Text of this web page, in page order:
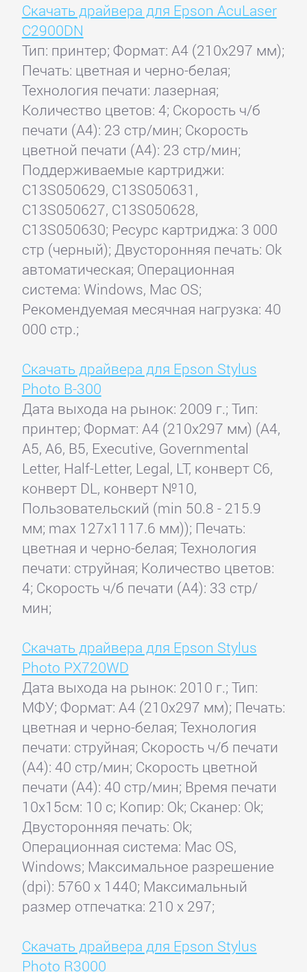
Скачать драйвера для Epson AcuLaser
C2900DN
Тип: принтер; Формат: A4 (210x297 мм);
Печать: цветная и черно-белая;
Технология печати: лазерная;
Количество цветов: 4; Скорость ч/б
печати (А4): 23 стр/мин; Скорость
цветной печати (А4): 23 стр/мин;
Поддерживаемые картриджи:
C13S050629, C13S050631,
C13S050627, C13S050628,
C13S050630; Ресурс картриджа: 3 000
стр (черный); Двусторонняя печать: Ok
автоматическая; Операционная
система: Windows, Mac OS;
Рекомендуемая месячная нагрузка: 40
000 стр.;
Скачать драйвера для Epson Stylus
Photo B-300
Дата выхода на рынок: 2009 г.; Тип:
принтер; Формат: A4 (210x297 мм) (A4,
A5, A6, B5, Executive, Governmental
Letter, Half-Letter, Legal, LT, конверт C6,
конверт DL, конверт №10,
Пользовательский (min 50.8 - 215.9
мм; max 127х1117.6 мм)); Печать:
цветная и черно-белая; Технология
печати: струйная; Количество цветов:
4; Скорость ч/б печати (А4): 33 стр/
мин;
Скачать драйвера для Epson Stylus
Photo PX720WD
Дата выхода на рынок: 2010 г.; Тип:
МФУ; Формат: A4 (210x297 мм); Печать:
цветная и черно-белая; Технология
печати: струйная; Скорость ч/б печати
(А4): 40 стр/мин; Скорость цветной
печати (А4): 40 стр/мин; Время печати
10x15см: 10 с; Копир: Ok; Сканер: Ok;
Двусторонняя печать: Ok;
Операционная система: Mac OS,
Windows; Максимальное разрешение
(dpi): 5760 x 1440; Максимальный
размер отпечатка: 210 x 297;
Скачать драйвера для Epson Stylus
Photo R3000